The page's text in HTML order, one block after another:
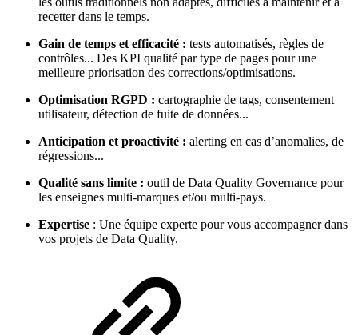
recetter dans le temps.
Gain de temps et efficacité : tests automatisés, règles de
contrôles... Des KPI qualité par type de pages pour une
meilleure priorisation des corrections/optimisations.
Optimisation RGPD : cartographie de tags, consentement
utilisateur, détection de fuite de données...
Anticipation et proactivité : alerting en cas d’anomalies, de
régressions...
Qualité sans limite : outil de Data Quality Governance pour
les enseignes multi-marques et/ou multi-pays.
Expertise : Une équipe experte pour vous accompagner dans
vos projets de Data Quality.